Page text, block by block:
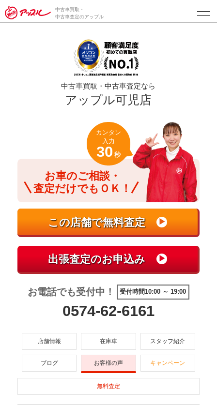
/*ABテスト_新規査定フォームの為のCVボタン*/
中古車買取・
中古車査定のアップル
中古車買取・中古車査定なら
アップル可児店
お車のご相談・
査定だけでもＯＫ！
カンタン
入力
30 秒
お電話でも受付中！ 受付時間10:00 ～ 19:00
0574-62-6161
店舗情報 在庫車 スタッフ紹介
ブログ お客様の声 キャンペーン
無料査定